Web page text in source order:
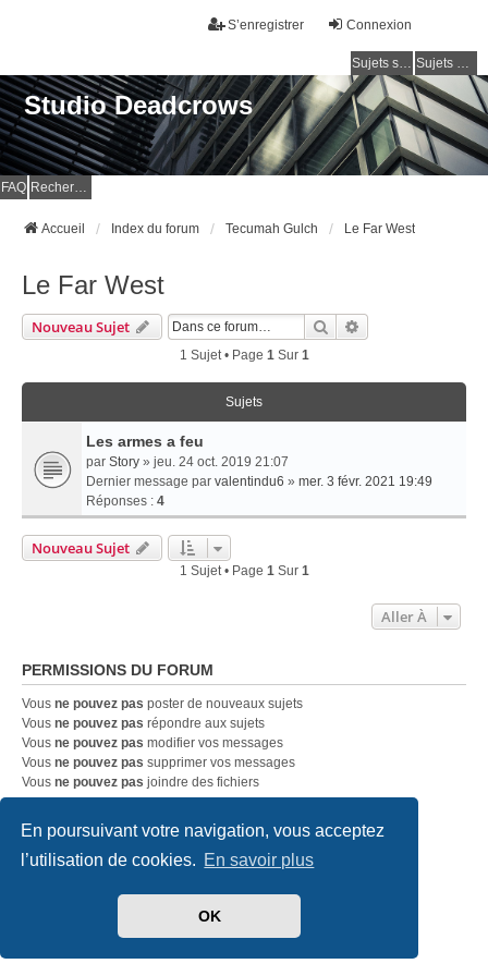
En poursuivant votre navigation, vous acceptez
l’utilisation de cookies. En savoir plus
OK
Connexion
S’enregistrer
Sujets sans réponse Sujets actifs
Studio Deadcrows
FAQ Rechercher
Accueil Index du forum Tecumah Gulch Le Far West
Le Far West
Nouveau Sujet Rechercher
1 Sujet • Page 1Sur 1
Sujets
Les armes a feu
par Story » jeu. 24 oct. 2019 21:07
Dernier message par valentindu6 » mer. 3 févr. 2021 19:49
Réponses : 4
Nouveau Sujet
1 Sujet • Page 1Sur 1
Aller À
PERMISSIONS DU FORUM
Vous ne pouvez pas poster de nouveaux sujets
Vous ne pouvez pas répondre aux sujets
Vous ne pouvez pas modifier vos messages
Vous ne pouvez pas supprimer vos messages
Vous ne pouvez pas joindre des fichiers
Accueil Index du forum Nous contacter